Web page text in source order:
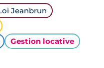
Jeanbrun
Gestion locative